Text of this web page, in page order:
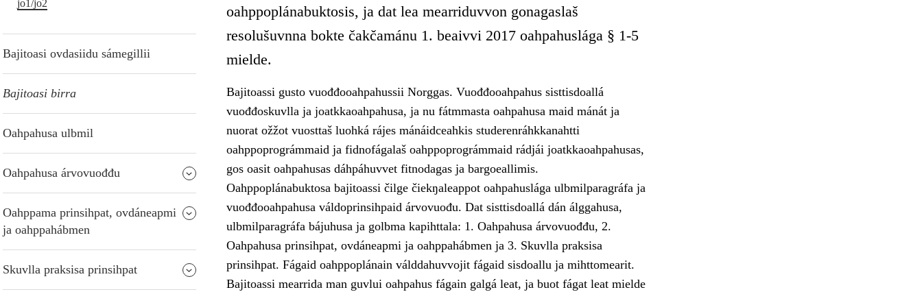
jo1/jo2
Bajitoasi ovdasiidu sámegillii
Bajitoasi birra
Oahpahusa ulbmil
Oahpahusa árvovuođđu
Oahppama prinsihpat, ovdáneapmi
ja oahppahábmen
Skuvlla praksisa prinsihpat
oahppoplánabuktosis, ja dat lea mearriduvvon gonagaslaš
resolušuvnna bokte čakčamánu 1. beaivvi 2017 oahpahuslága § 1-5
mielde.
Bajitoassi gusto vuođđooahpahussii Norggas. Vuođđooahpahus sisttisdoallá
vuođđoskuvlla ja joatkkaoahpahusa, ja nu fátmmasta oahpahusa maid mánát ja
nuorat ožžot vuosttaš luohká rájes mánáidceahkis studerenráhkkanahtti
oahppoprográmmaid ja fidnofágalaš oahppoprográmmaid rádjái joatkkaoahpahusas,
gos oasit oahpahusas dáhpáhuvvet fitnodagas ja bargoeallimis.
Oahppoplánabuktosa bajitoassi čilge čiekŋaleappot oahpahuslága ulbmilparagráfa ja
vuođđooahpahusa váldoprinsihpaid árvovuođu. Dat sisttisdoallá dán álggahusa,
ulbmilparagráfa bájuhusa ja golbma kapihttala: 1. Oahpahusa árvovuođđu, 2.
Oahpahusa prinsihpat, ovdáneapmi ja oahppahábmen ja 3. Skuvlla praksisa
prinsihpat. Fágaid oahppoplánain válddahuvvojit fágaid sisdoallu ja mihttomearit.
Bajitoassi mearrida man guvlui oahpahus fágain galgá leat, ja buot fágat leat mielde